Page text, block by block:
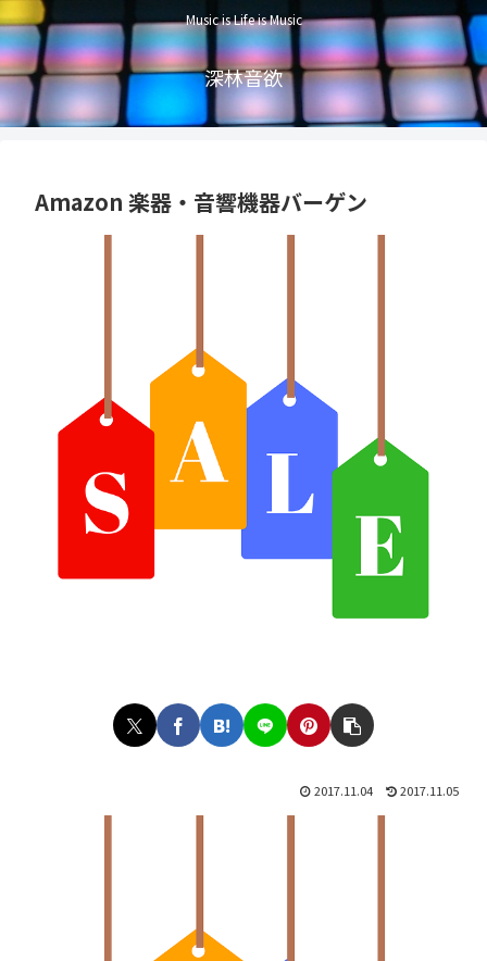
Music is Life is Music
深林音欲
Amazon 楽器・音響機器バーゲン
2017.11.04 2017.11.05